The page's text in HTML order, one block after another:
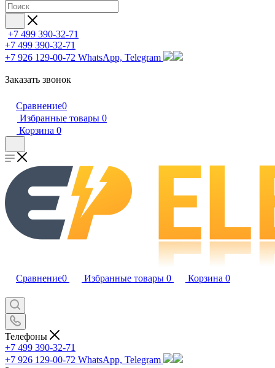
+7 499 390-32-71
+7 499 390-32-71
+7 926 129-00-72 WhatsApp, Telegram
Заказать звонок
Сравнение0
Избранные товары 0
Корзина 0
Сравнение0 Избранные товары 0 Корзина 0
Телефоны
+7 499 390-32-71
+7 926 129-00-72 WhatsApp, Telegram